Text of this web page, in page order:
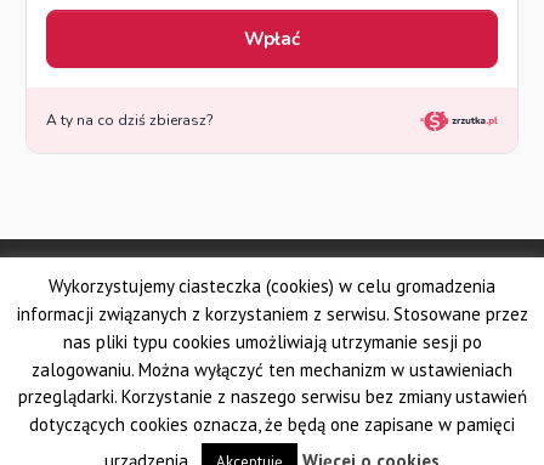
© Made by DSKS Frontis
Dolnośląskie Stowarzyszenie Kuratorów Sądowych FRONTIS
Fundacja PROBARE
Krajowe Stowarzyszenie Zawodowych Kuratorów Sądowych
Wielkopolskie Stowarzyszenie Kuratorów Sądowych
Pomorskie Stowarzyszenie Zawodowych Kuratorów Sądowych
Śląskie Stowarzyszenie Kuratorów Sądowych AUXILIUM
Krakowskie Stowarzyszenie Kuratorów Sądowych
Wykorzystujemy ciasteczka (cookies) w celu gromadzenia
informacji związanych z korzystaniem z serwisu. Stosowane przez
nas pliki typu cookies umożliwiają utrzymanie sesji po
zalogowaniu. Można wyłączyć ten mechanizm w ustawieniach
przeglądarki. Korzystanie z naszego serwisu bez zmiany ustawień
dotyczących cookies oznacza, że będą one zapisane w pamięci